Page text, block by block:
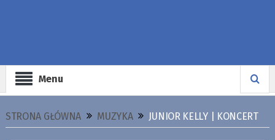
Menu
STRONA GŁÓWNA MUZYKA JUNIOR KELLY | KONCERT